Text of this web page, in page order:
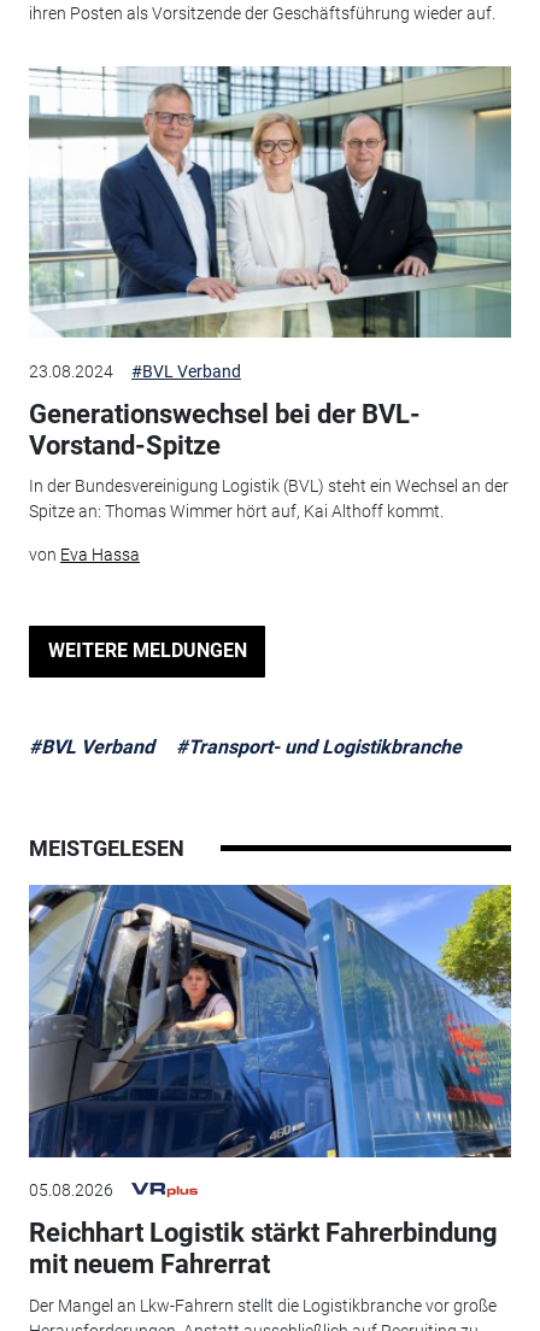
ihren Posten als Vorsitzende der Geschäftsführung wieder auf.
23.08.2024 #BVL Verband
Generationswechsel bei der BVL-
Vorstand-Spitze
In der Bundesvereinigung Logistik (BVL) steht ein Wechsel an der
Spitze an: Thomas Wimmer hört auf, Kai Althoff kommt.
von Eva Hassa
WEITERE MELDUNGEN
#BVL Verband #Transport- und Logistikbranche
MEISTGELESEN
05.08.2026
Reichhart Logistik stärkt Fahrerbindung
mit neuem Fahrerrat
Der Mangel an Lkw-Fahrern stellt die Logistikbranche vor große